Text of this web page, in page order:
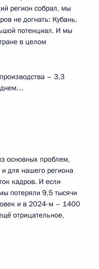
регион собрал, мы
не догнать: Кубань,
потенциал. И мы
в целом
– 3,3
основных проблем,
для нашего региона
кадров. И если
потеряли 9,5 тысячи
и в 2024-м – 1400
отрицательное,